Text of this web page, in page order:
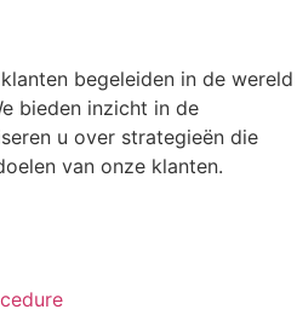
begeleiden in de wereld
bieden inzicht in de
u over strategieën die
van onze klanten.